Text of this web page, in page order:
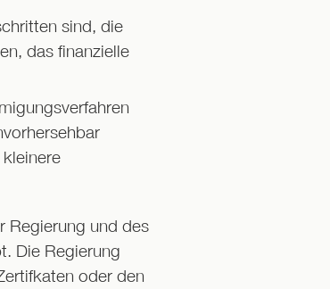
sind, die
das finanzielle
Regierung und des
Die Regierung
oder den